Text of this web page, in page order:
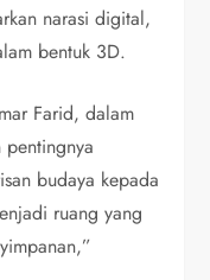
narasi digital,
bentuk 3D.
Farid, dalam
pentingnya
budaya kepada
ruang yang